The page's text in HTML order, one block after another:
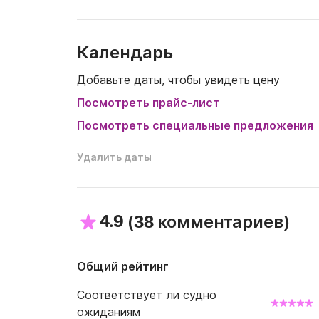
удостоверением личности с фотографией.
Для получения дополнительной
здесь.
Календарь
Добавьте даты, чтобы увидеть цену
Посмотреть прайс-лист
Посмотреть специальные предложения
Удалить даты
4.9 (38 комментариев)
Общий рейтинг
Соответствует ли судно
ожиданиям